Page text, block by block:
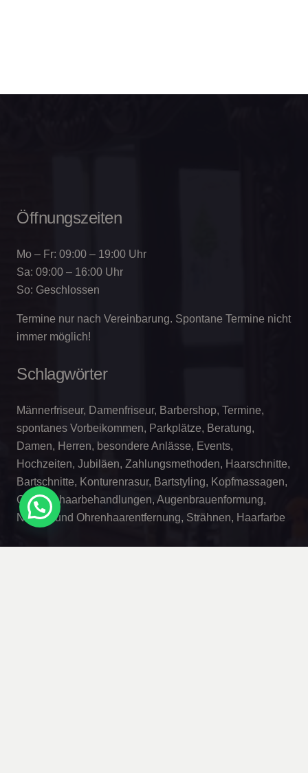
Öffnungszeiten
Mo – Fr: 09:00 – 19:00 Uhr
Sa: 09:00 – 16:00 Uhr
So: Geschlossen
Termine nur nach Vereinbarung. Spontane Termine nicht
immer möglich!
Schlagwörter
Männerfriseur, Damenfriseur, Barbershop, Termine,
spontanes Vorbeikommen, Parkplätze, Beratung,
Damen, Herren, besondere Anlässe, Events,
Hochzeiten, Jubiläen, Zahlungsmethoden, Haarschnitte,
Bartschnitte, Konturenrasur, Bartstyling, Kopfmassagen,
Gesichtshaarbehandlungen, Augenbrauenformung,
Nasen- und Ohrenhaarentfernung, Strähnen, Haarfarbe